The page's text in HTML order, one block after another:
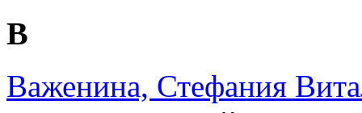
В
Важенина, Стефания